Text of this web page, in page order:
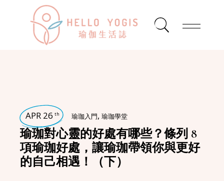
APR 26 th 瑜珈入門,瑜珈學堂
瑜珈對心靈的好處有哪些？條列 8
項瑜珈好處，讓瑜珈帶領你與更好
的自己相遇！（下）